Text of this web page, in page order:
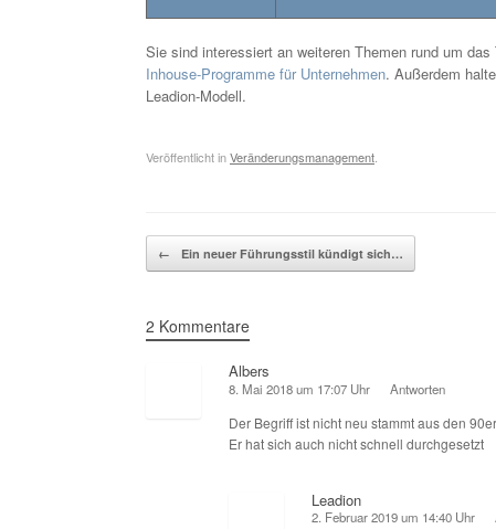
Sie sind interessiert an weiteren Themen rund um
Inhouse-Programme für Unternehmen. Außerdem
Leadion-Modell.
Veröffentlicht inVeränderungsmanagement
Beitragsnavigation
← Ein neuer Führungsstil kündigt sich…
2 Kommentare
Albers
8. Mai 2018 um 17:07 Uhr Antworten
Der Begriff ist nicht neu stammt aus den
Er hat sich auch nicht schnell durchgesetzt
Leadion
2. Februar 2019 um 14:40 Uhr